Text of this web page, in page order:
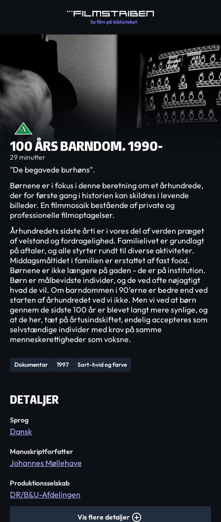
100 ÅRS BARNDOM. 1990-
29 minutter
Dokumentar 1997 Sort-hvid og farve
"De begavede burhøns".
Børnene er i fokus i denne beretning om et århundrede,
der for første gang i historien kan skildres i levende
billeder. En filmmosaik bestående af private og
professionelle filmoptagelser.
Århundredets sidste årti er i vores del af verden præget
af velstand og fordragelighed. Familielivet er grundlagt
på aftaler, og alle styrter rundt til diverse aktiviteter.
Middagsmåltidet i familien er erstattet af fast food.
Børnene er ikke længere på gaden - de er på institution.
Børn er målbevidste individer, og de ved ofte nøjagtigt
hvad de vil. Om barndommen i 90’erne er bedre end ved
starten af århundredet ved vi ikke. Men vi ved at børn
gennem de sidste 100 år er blevet langt mere synlige, og
at de her, tæt på årtusindskiftet, endelig accepteres som
selvstændige individer med krav på samme
menneskerettigheder som voksne.
DETALJER
Sprog
Dansk
Manuskriptforfatter
Johannes Møllehave
Produktionsselskab
DR/B&U-Afdelingen
Vis flere detaljer